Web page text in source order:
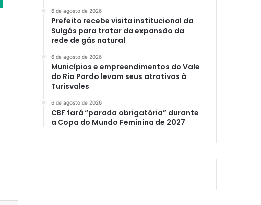
6 de agosto de 2026
Prefeito recebe visita institucional da
Sulgás para tratar da expansão da
rede de gás natural
6 de agosto de 2026
Municípios e empreendimentos do Vale
do Rio Pardo levam seus atrativos à
Turisvales
6 de agosto de 2026
CBF fará “parada obrigatória” durante
a Copa do Mundo Feminina de 2027